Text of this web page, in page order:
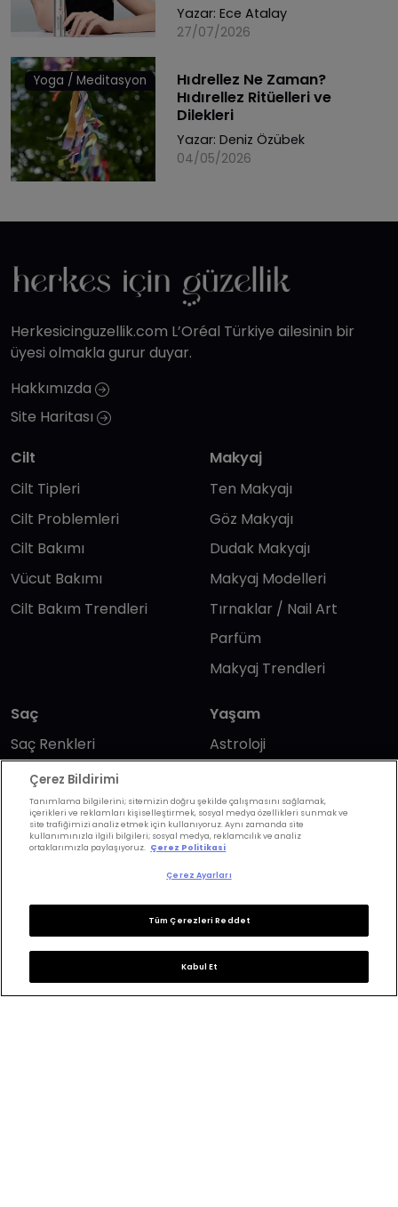
Yazar: Ece Atalay
27/07/2026
Yoga / Meditasyon
Hıdrellez Ne Zaman?
Hıdırellez Ritüelleri ve
Dilekleri
Yazar: Deniz Özübek
04/05/2026
Herkesicinguzellik.com L’Oréal Türkiye ailesinin bir
üyesi olmakla gurur duyar.
Hakkımızda
Site Haritası
Cilt
Cilt Tipleri
Cilt Problemleri
Cilt Bakımı
Vücut Bakımı
Cilt Bakım Trendleri
Makyaj
Ten Makyajı
Göz Makyajı
Dudak Makyajı
Makyaj Modelleri
Tırnaklar / Nail Art
Parfüm
Makyaj Trendleri
Saç
Saç Renkleri
Saç Modelleri
Saç Bakımı
Saç Kesimi
Yaşam
Astroloji
Günlük Yaşam
Anne & Bebek
Hesaplama
Kuafor Bulma
Bizi takip edin
Çerez Bildirimi
Tanımlama bilgilerini; sitemizin doğru şekilde çalışmasını sağlamak,
içerikleri ve reklamları kişiselleştirmek, sosyal medya özellikleri sunmak ve
site trafiğimizi analiz etmek için kullanıyoruz. Aynı zamanda site
kullanımınızla ilgili bilgileri; sosyal medya, reklamcılık ve analiz
ortaklarımızla paylaşıyoruz. Çerez Politikasi
Çerez Ayarları
Tüm Çerezleri Reddet
Kabul Et